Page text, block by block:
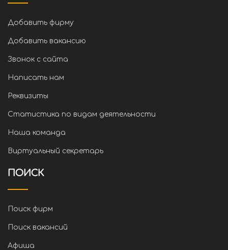
Добавить фирму
Добавить вакансию
Звонок с сайта
Написать нам
Реквизиты
Статистика по видам деятельности
Наша команда
Виртуальный секретарь
ПОИСК
Поиск фирм
Поиск вакансий
Афиша